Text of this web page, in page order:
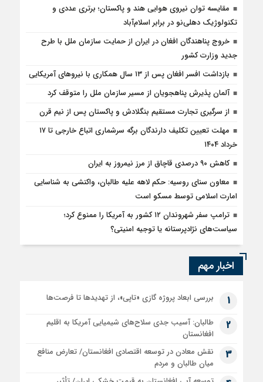
مقایسه توان نیروی هوایی هند و پاکستان؛ برتری عددی و
تکنولوژیک دهلی‌نو در برابر اسلام‌آباد
خروج پناهندگان افغان در ایران از حمایت سازمان ملل با طرح
جدید وزارت کشور
بازداشت افسر افغان پس از ۱۳ سال همکاری با نیروهای آمریکایی
آلمان پذیرش پناهجویان از مسیر سازمان ملل را متوقف کرد
از سرگیری تجارت مستقیم بنگلادش و پاکستان پس از نیم قرن
مهلت تعیین تکلیف دارندگان برگه سرشماری اتباع خارجی تا ۱۷
خرداد ۱۴۰۴
کاهش ۹۰ درصدی قاچاق از مرز نیمروز به ایران
معاون سنای روسیه: حکم لاهه علیه طالبان، واکنشی به شناسایی
امارت اسلامی توسط مسکو است
ترامپ سفر شهروندان ۱۲ کشور به آمریکا را ممنوع کرد؛
سیاست‌های نژادپرستانه یا توجیه امنیتی؟
اخبار مهم
1 بررسی ابعاد پروژه گازی «تاپی»، از تهدیدها تا فرصت‌ها
2
طالبان: آسیب جدی سلاح‌های شیمیایی آمریکا به اقلیم
افغانستان
3
نقش معادن در توسعه اقتصادی افغانستان/ تعارض منافع
میان طالبان و مردم